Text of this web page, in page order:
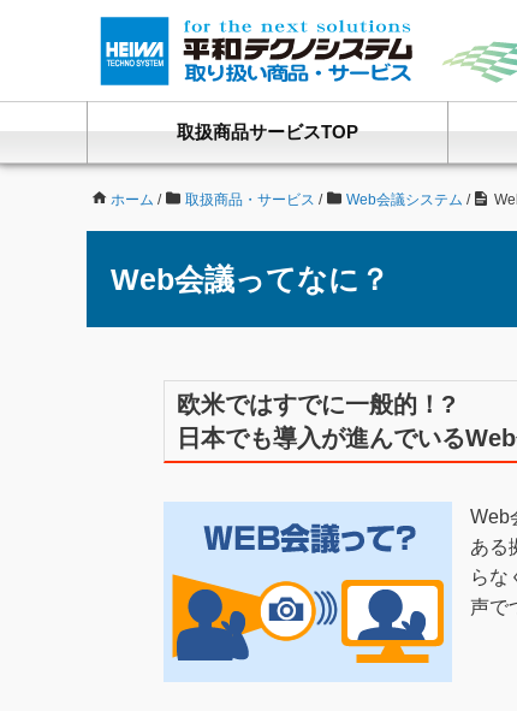
取扱商品サービスTOP
ホーム / 取扱商品・サービス / Web会議システム /
Web会議ってなに？
欧米ではすでに一般的！?
日本でも導入が進んでいる
Web
ある
らな
声で